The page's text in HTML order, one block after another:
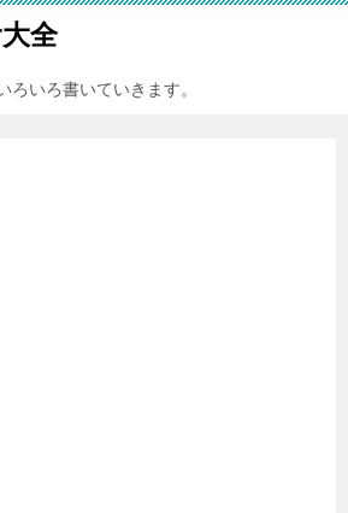
全
いろ書いていきます。